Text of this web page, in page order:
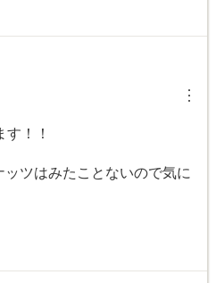
︙
！！
ツはみたことないので気に